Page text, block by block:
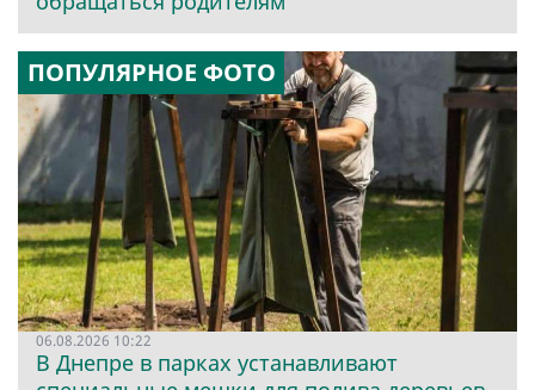
ПОПУЛЯРНОЕ ФОТО
06.08.2026 10:22
В Днепре в парках устанавливают